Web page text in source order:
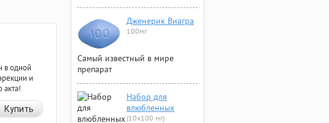
в одной
и
акта!
Купить
Дженерик Виагра
100мг
Самый известный в мире
препарат
Набор для
влюбленных
(10х100 мг)